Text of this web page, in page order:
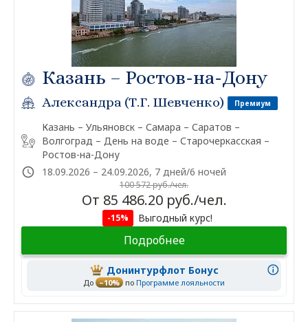
Казань – Ростов-на-Дону
Александра (Т.Г. Шевченко) Премиум
Казань – Ульяновск – Самара – Саратов –
Волгоград – День на воде – Старочеркасская –
Ростов-на-Дону
18.09.2026 – 24.09.2026, 7 дней/6 ночей
100 572 руб./чел.
От 85 486.20 руб./чел.
-15% Выгодный курс!
Подробнее
Донинтурфлот Бонус
До –10% по Программе лояльности